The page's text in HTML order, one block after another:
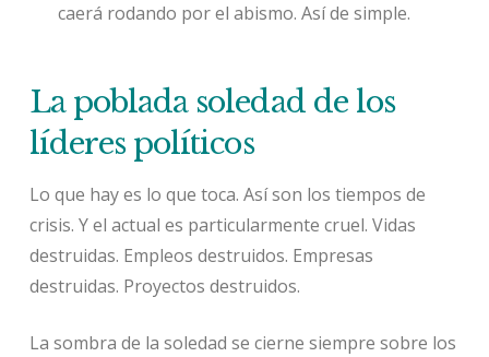
caerá rodando por el abismo. Así de simple.
La poblada soledad de los
líderes políticos
Lo que hay es lo que toca. Así son los tiempos de
crisis. Y el actual es particularmente cruel. Vidas
destruidas. Empleos destruidos. Empresas
destruidas. Proyectos destruidos.
La sombra de la soledad se cierne siempre sobre los